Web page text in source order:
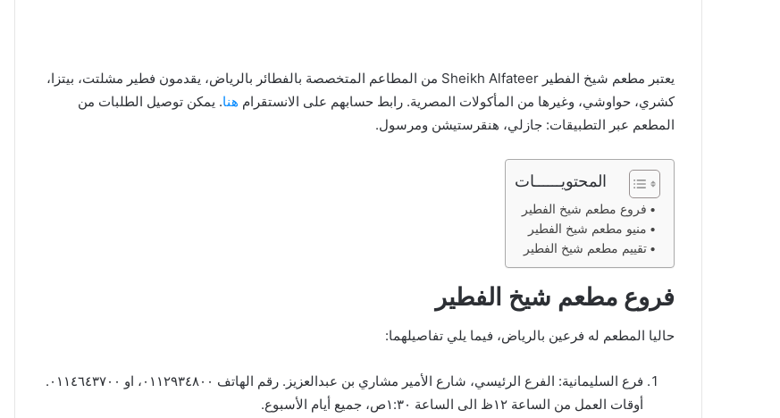
يعتبر مطعم شيخ الفطير Sheikh Alfateer من المطاعم المتخصصة بالفطائر بالرياض، يقدمون فطير مشلتت، بيتزا،
كشري، حواوشي، وغيرها من المأكولات المصرية. رابط حسابهم على الانستقرام هنا. يمكن توصيل الطلبات من
المطعم عبر التطبيقات: جازلي، هنقرستيشن ومرسول.
المحتويــــــات
فروع مطعم شيخ الفطير
منيو مطعم شيخ الفطير
تقييم مطعم شيخ الفطير
فروع مطعم شيخ الفطير
حاليا المطعم له فرعين بالرياض، فيما يلي تفاصيلهما:
فرع السليمانية: الفرع الرئيسي، شارع الأمير مشاري بن عبدالعزيز. رقم الهاتف ٠١١٢٩٣٤٨٠٠، او ٠١١٤٦٤٣٧٠٠.
أوقات العمل من الساعة ١٢ظ الى الساعة ١:٣٠ص، جميع أيام الأسبوع.